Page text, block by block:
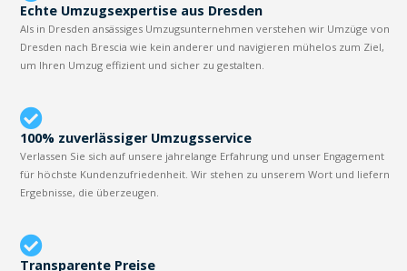
Echte Umzugsexpertise aus Dresden
Als in Dresden ansässiges Umzugsunternehmen verstehen wir Umzüge von
Dresden nach Brescia wie kein anderer und navigieren mühelos zum Ziel,
um Ihren Umzug effizient und sicher zu gestalten.
100% zuverlässiger Umzugsservice
Verlassen Sie sich auf unsere jahrelange Erfahrung und unser Engagement
für höchste Kundenzufriedenheit. Wir stehen zu unserem Wort und liefern
Ergebnisse, die überzeugen.
Transparente Preise